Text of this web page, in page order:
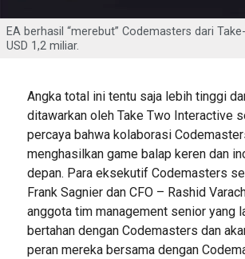
EA berhasil “merebut” Codemasters dari
USD 1,2 miliar.
Angka total ini tentu saja lebih tinggi
ditawarkan oleh Take Two Interactive
percaya bahwa kolaborasi
menghasilkan game balap keren dan
depan. Para eksekutif Codemasters
Frank Sagnier dan CFO – Rashid
anggota tim management senior yang
bertahan dengan Codemasters dan
peran mereka bersama dengan